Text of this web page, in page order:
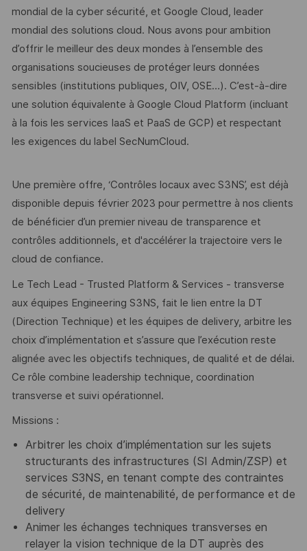
mondial de la cyber sécurité, et Google Cloud, leader
mondial des solutions cloud. Nous avons pour ambition
d’offrir le meilleur des deux mondes à l’ensemble des
organisations soucieuses de protéger leurs données
sensibles (institutions publiques, OIV, OSE…). C’est-à-dire
une solution équivalente à Google Cloud Platform (incluant
à la fois les services IaaS et PaaS de GCP) et respectant
les exigences du label SecNumCloud.
Une première offre, ‘Contrôles locaux avec S3NS’, est déjà
disponible depuis février 2023 pour permettre à nos clients
de bénéficier d’un premier niveau de transparence et
contrôles additionnels, et d'accélérer la trajectoire vers le
cloud de confiance.
Le Tech Lead - Trusted Platform & Services - transverse
aux équipes Engineering S3NS, fait le lien entre la DT
(Direction Technique) et les équipes de delivery, arbitre les
choix d’implémentation et s’assure que l’exécution reste
alignée avec les objectifs techniques, de qualité et de délai.
Ce rôle combine leadership technique, coordination
transverse et suivi opérationnel.
Missions :
Arbitrer les choix d’implémentation sur les sujets
structurants des infrastructures (SI Admin/ZSP) et
services S3NS, en tenant compte des contraintes
de sécurité, de maintenabilité, de performance et de
delivery
Animer les échanges techniques transverses en
relayer la vision technique de la DT auprès des